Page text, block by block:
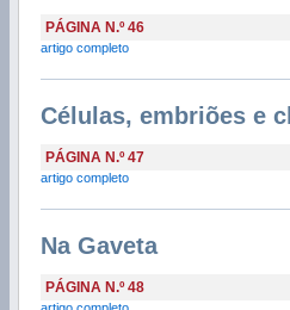
PÁGINA N.º 46
artigo completo
Células, embriões e
PÁGINA N.º 47
artigo completo
Na Gaveta
PÁGINA N.º 48